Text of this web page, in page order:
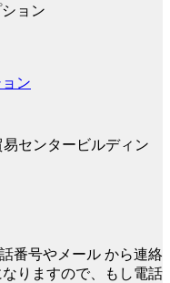
ン
センタービルディン
番号やメール から連絡
りますので、もし電話